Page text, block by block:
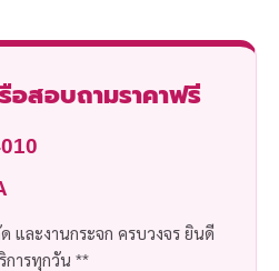
อสอบถามราคาฟรี
และงานกระจก ครบวงจร ยินดี
การทุกวัน **